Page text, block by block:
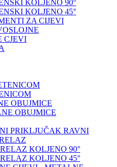
KOLJENO 90°
KOLJENO 45°
ZA CIJEVI
CJEVI
OBUJMICE
OBUJMICE
PRIKLJUČAK RAVNI
KOLJENO 90°
KOLJENO 45°